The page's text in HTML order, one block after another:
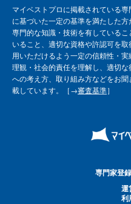
マイベストプロに掲載されている
に基づいた一定の基準を満たした
専門的な知識・技術を有している
いること、適切な資格や許認可を
用いただけるよう一定の信頼性・
理観・社会的責任を理解し、適切
への考え方、取り組み方などをお
載しています。［→審査基準］
専門家登
運
利